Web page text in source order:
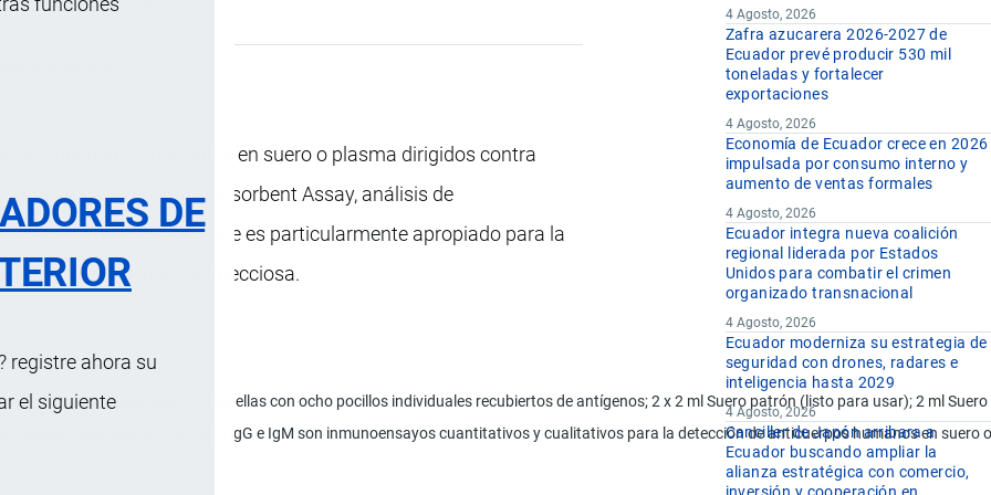
DE
registre ahora su
el siguiente
de anticuerpos humanos en suero o plasma dirigidos contra
(Enzyme Linked Immunosorbent Assay, análisis de
es un inmunoensayo, que es particularmente apropiado para la
campo de la serología infecciosa.
en tiras separables, cada una de ellas con ocho pocillos individuales recubiertos de antígenos; 2 x 2 ml Suero patrón (listo para usar); 2 ml
classic Helicobacter pylori IgA, IgG e IgM son inmunoensayos cuantitativos y cualitativos para la detección de anticuerpos humanos en
4 Agosto, 2026
Zafra azucarera 2026-2027 de
Ecuador prevé producir 530 mil
toneladas y fortalecer
exportaciones
4 Agosto, 2026
Economía de Ecuador crece en 2026
impulsada por consumo interno y
aumento de ventas formales
4 Agosto, 2026
Ecuador integra nueva coalición
regional liderada por Estados
Unidos para combatir el crimen
organizado transnacional
4 Agosto, 2026
Ecuador moderniza su estrategia de
seguridad con drones, radares e
inteligencia hasta 2029
4 Agosto, 2026
Canciller de Japón arribara a
Ecuador buscando ampliar la
alianza estratégica con comercio,